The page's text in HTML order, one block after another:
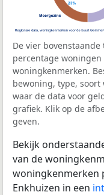
De vier
percentage
woningkenmerken.
bewoning, type,
waar de data voor
grafiek. Klik op de
geven.
Bekijk
van de
woningkenmerken
Enkhuizen in een